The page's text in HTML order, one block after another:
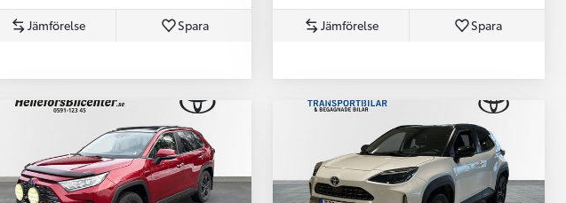
Jämförelse Spara Jämförelse Spara